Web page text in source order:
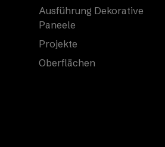
Ausführung Dekorative
Paneele
Projekte
Oberflächen